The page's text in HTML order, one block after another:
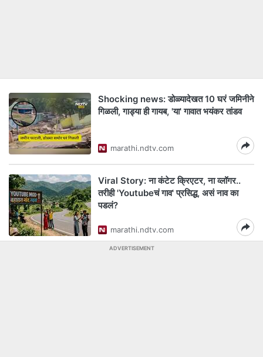
Shocking news: डोळ्यादेखत 10 घरं जमिनीने
गिळली, गाड्या ही गायब, 'या' गावात भयंकर तांडव
marathi.ndtv.com
Viral Story: ना कंटेट क्रिएटर, ना व्लॉगर..
तरीही 'Youtubeचं गाव' प्रसिद्ध, असं नाव का
पडलं?
marathi.ndtv.com
ADVERTISEMENT